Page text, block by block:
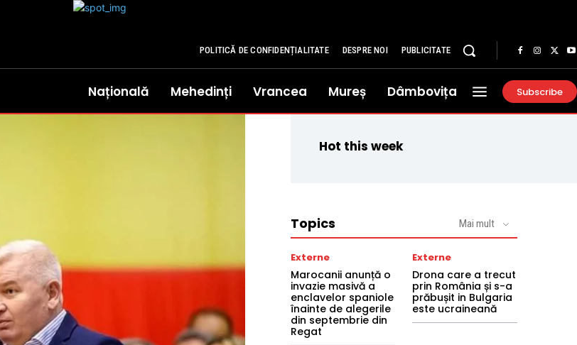
POLITICĂ DE CONFIDENȚIALITATE DESPRE NOI PUBLICITATE
Națională Mehedinți Vrancea Mureș Dâmbovița Subscribe
Hot this week
Topics Mai mult
Externe
Marocanii anunță o
invazie masivă a
enclavelor spaniole
înainte de alegerile
din septembrie din
Regat
Externe
Drona care a trecut
prin România și s-a
prăbușit in Bulgaria
este ucraineană